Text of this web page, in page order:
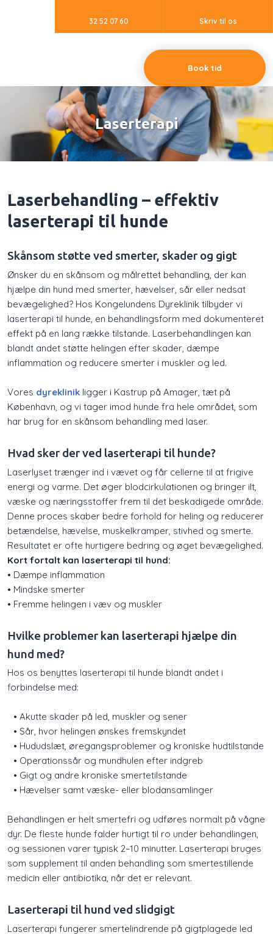
32 52 07 60 Skriv til os
Book tid​
Laserterapi​
Laserbehandling – effektiv
laserterapi til hunde
Skånsom støtte ved smerter, skader og gigt
​Ønsker du en skånsom og målrettet behandling, der kan
hjælpe din hund med smerter, hævelser, sår eller nedsat
bevægelighed? Hos Kongelundens Dyreklinik tilbyder vi
laserterapi til hunde, en behandlingsform med dokumenteret
effekt på en lang række tilstande. Laserbehandlingen kan
blandt andet støtte helingen efter skader, dæmpe
inflammation og reducere smerter i muskler og led.
Vores dyreklinikligger i Kastrup på Amager, tæt på
København, og vi tager imod hunde fra hele området, som
har brug for en skånsom behandling med laser.
Hvad sker der ved laserterapi til hunde?
​Laserlyset trænger ind i vævet og får cellerne til at frigive
energi og varme. Det øger blodcirkulationen og bringer ilt,
væske og næringsstoffer frem til det beskadigede område.
Denne proces skaber bedre forhold for heling og reducerer
betændelse, hævelse, muskelkramper, stivhed og smerte.
Resultatet er ofte hurtigere bedring og øget bevægelighed.
Kort fortalt kan laserterapi til hund:
• Dæmpe inflammation
• Mindske smerter
• Fremme helingen i væv og muskler
Hvilke problemer kan laserterapi hjælpe din
hund med?
​Hos os benyttes laserterapi til hunde blandt andet i
forbindelse med:
• Akutte skader på led, muskler og sener
• Sår, hvor helingen ønskes fremskyndet
• Hududslæt, øregangsproblemer og kroniske hudtilstande
• Operationssår og mundhulen efter indgreb
• Gigt og andre kroniske smertetilstande
• Hævelser samt væske- eller blodansamlinger
Behandlingen er helt smertefri og udføres normalt på vågne
dyr. De fleste hunde falder hurtigt til ro under behandlingen,
og sessionen varer typisk 2–10 minutter. Laserterapi bruges
som supplement til anden behandling som smertestillende
medicin eller antibiotika, når det er relevant.
Laserterapi til hund ved slidgigt
​Laserterapi fungerer smertelindrende på gigtplagede led